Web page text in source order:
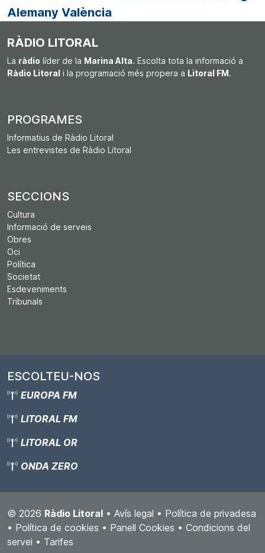
Alemany València
RÀDIO LITORAL
La ràdio líder de la Marina Alta. Escolta tota la informació a
Ràdio Litoral i la programació més propera a Litoral FM.
PROGRAMES
Informatius de Ràdio Litoral
Les entrevistes de Ràdio Litoral
SECCIONS
Cultura
Informació de serveis
Obres
Oci
Política
Societat
Esdeveniments
Tribunals
ESCOLTEU-NOS
EUROPA FM
LITORAL FM
LITORAL OR
ONDA ZERO
© 2026 Ràdio Litoral • Avís legal • Política de privadesa
• Política de cookies • Panell Cookies • Condicions del
servei • Tarifes